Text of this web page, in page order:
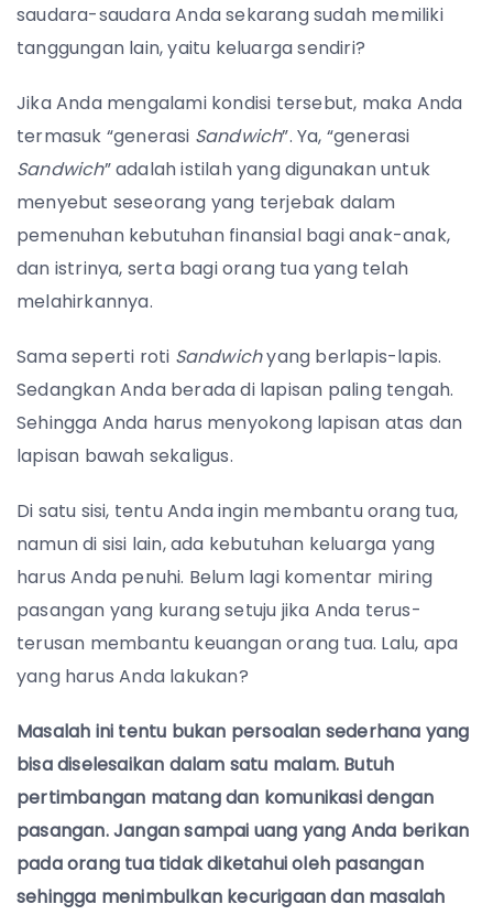
saudara-saudara Anda sekarang sudah memiliki
tanggungan lain, yaitu keluarga sendiri?
Jika Anda mengalami kondisi tersebut, maka Anda
termasuk “generasi Sandwich”. Ya, “generasi
Sandwich” adalah istilah yang digunakan untuk
menyebut seseorang yang terjebak dalam
pemenuhan kebutuhan finansial bagi anak-anak,
dan istrinya, serta bagi orang tua yang telah
melahirkannya.
Sama seperti roti Sandwichyang berlapis-lapis.
Sedangkan Anda berada di lapisan paling tengah.
Sehingga Anda harus menyokong lapisan atas dan
lapisan bawah sekaligus.
Di satu sisi, tentu Anda ingin membantu orang tua,
namun di sisi lain, ada kebutuhan keluarga yang
harus Anda penuhi. Belum lagi komentar miring
pasangan yang kurang setuju jika Anda terus-
terusan membantu keuangan orang tua. Lalu, apa
yang harus Anda lakukan?
Masalah ini tentu bukan persoalan sederhana yang
bisa diselesaikan dalam satu malam. Butuh
pertimbangan matang dan komunikasi dengan
pasangan. Jangan sampai uang yang Anda berikan
pada orang tua tidak diketahui oleh pasangan
sehingga menimbulkan kecurigaan dan masalah